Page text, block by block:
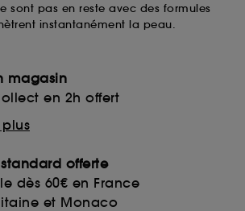
sont pas en reste avec des formules
instantanément la peau.
magasin
en 2h offert
plus
offerte
dès 60€ en France
et Monaco